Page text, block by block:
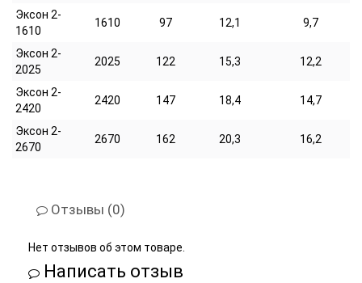
Эксон 2-
1610
1610 97 12,1 9,7
Эксон 2-
2025
2025 122 15,3 12,2
Эксон 2-
2420
2420 147 18,4 14,7
Эксон 2-
2670
2670 162 20,3 16,2
Отзывы (0)
Нет отзывов об этом товаре.
Написать отзыв